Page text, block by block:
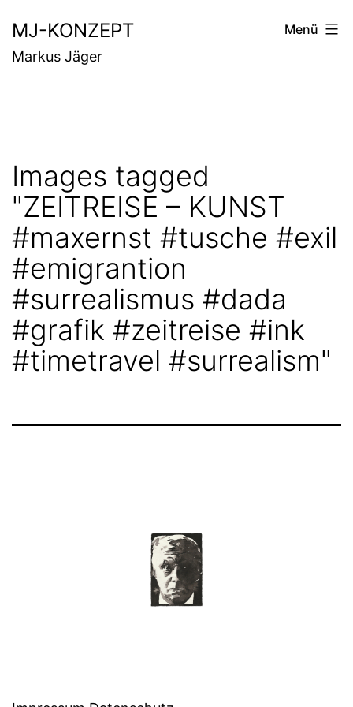
Inhalt
springen
MJ-KONZEPT
Markus Jäger
Menü
Images tagged
"ZEITREISE – KUNST
#maxernst #tusche #exil
#emigrantion
#surrealismus #dada
#grafik #zeitreise #ink
#timetravel #surrealism"